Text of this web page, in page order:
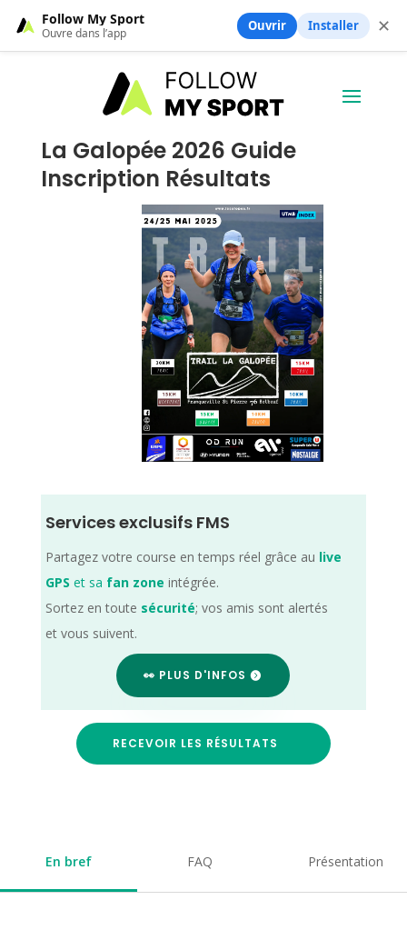
La Galopée 2026 Guide
Inscription Résultats
Services exclusifs FMS
Partagez votre course en temps réel grâce au live
GPS et sa fan zone intégrée.
Sortez en toute sécurité; vos amis sont alertés
et vous suivent.
👀 PLUS D'INFOS
RECEVOIR LES RÉSULTATS
En bref FAQ Présentation
Follow My Sport
Ouvre dans l’app Ouvrir Installer ✕